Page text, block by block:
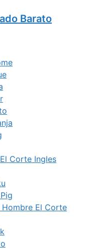
Barato
Corte Ingles
El Corte